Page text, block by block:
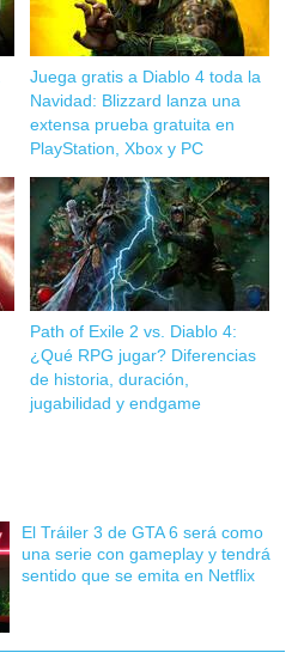
Juega gratis a Diablo 4 toda la
Navidad: Blizzard lanza una
extensa prueba gratuita en
PlayStation, Xbox y PC
Path of Exile 2 vs. Diablo 4:
¿Qué RPG jugar? Diferencias
de historia, duración,
jugabilidad y endgame
El Tráiler 3 de GTA 6 será como
una serie con gameplay y tendrá
sentido que se emita en Netflix